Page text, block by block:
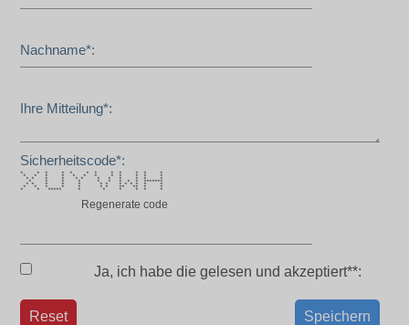
Nachname*:
Ihre Mitteilung*:
Sicherheitscode*:
* * * * * * * * * * * *
* * * * * * * * * * * *
* * * * * * * * * * * *
* * * * * * * * * *******
* * * * * * * * * * * * *
* * * * * * * ** ** * *
* * ***** * * * * * *
Regenerate code
Ja, ich habe die gelesen und akzeptiert**:
Speichern
Reset